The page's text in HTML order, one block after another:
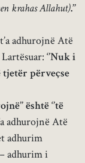
krahas Allahut).’’
adhurojnë Atë
‘’Nuk i
përveçse
është ‘’të
adhurojnë Atë
adhurim
adhurim i